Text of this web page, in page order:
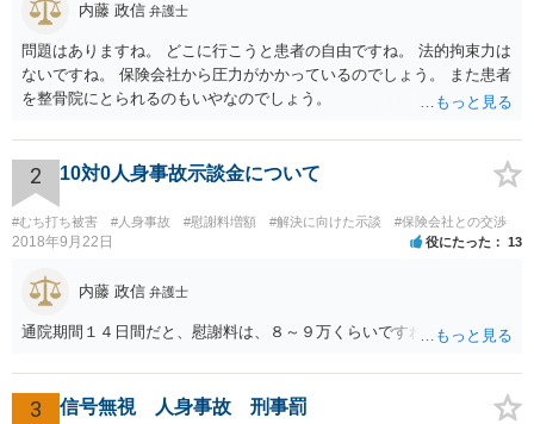
内藤 政信 弁護士
問題はありますね。 どこに行こうと患者の自由ですね。 法的拘束力は
ないですね。 保険会社から圧力がかかっているのでしょう。 また患者
を整骨院にとられるのもいやなのでしょう。
2 10対0人身事故示談金について
#むち打ち被害 #人身事故 #慰謝料増額 #解決に向けた示談 #保険会社との交渉
2018年9月22日 役にたった 13
内藤 政信 弁護士
通院期間１４日間だと、慰謝料は、８～９万くらいですね。
3 信号無視 人身事故 刑事罰